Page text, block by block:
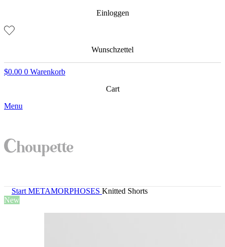
Einloggen
Wunschzettel
$0.00 0 Warenkorb
Cart
Menu
Start METAMORPHOSES Knitted Shorts
New